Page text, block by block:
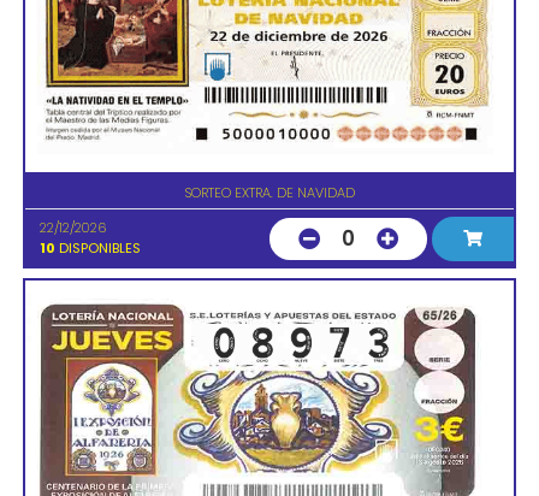
SORTEO EXTRA. DE NAVIDAD
22/12/2026
10 DISPONIBLES 0